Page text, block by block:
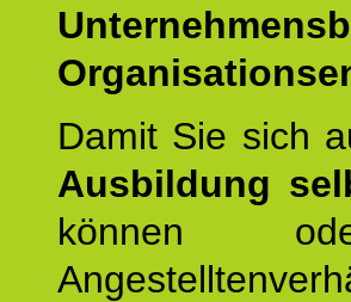
Damit Sie sich
Ausbildung
können